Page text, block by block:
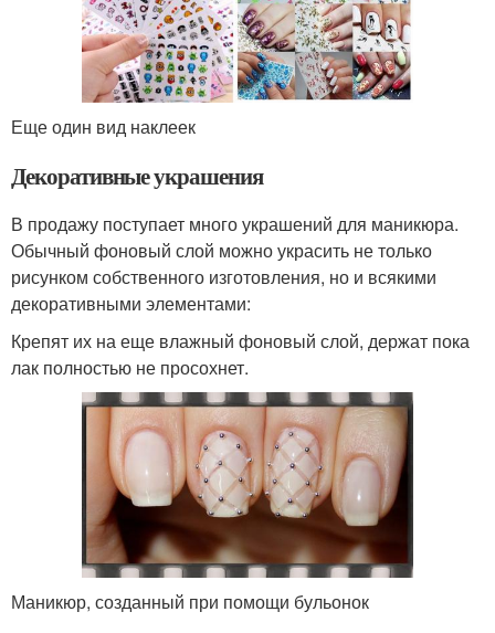
Еще один вид наклеек
Декоративные украшения
В продажу поступает много украшений для маникюра.
Обычный фоновый слой можно украсить не только
рисунком собственного изготовления, но и всякими
декоративными элементами:
Крепят их на еще влажный фоновый слой, держат пока
лак полностью не просохнет.
Маникюр, созданный при помощи бульонок